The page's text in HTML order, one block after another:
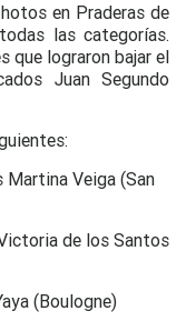
en Praderas de
las categorías.
que lograron bajar el
Juan Segundo
Veiga (San
los Santos
(Boulogne)